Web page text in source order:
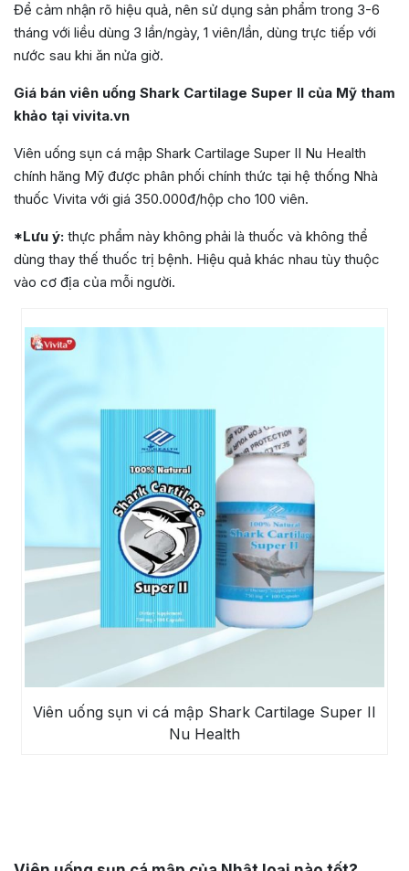
Để cảm nhận rõ hiệu quả, nên sử dụng sản phẩm trong 3-6
tháng với liều dùng 3 lần/ngày, 1 viên/lần, dùng trực tiếp với
nước sau khi ăn nửa giờ.
Giá bán viên uống Shark Cartilage Super II của Mỹ tham
khảo tại vivita.vn
Viên uống sụn cá mập Shark Cartilage Super II Nu Health
chính hãng Mỹ được phân phối chính thức tại hệ thống Nhà
thuốc Vivita với giá 350.000đ/hộp cho 100 viên.
*Lưu ý: thực phẩm này không phải là thuốc và không thể
dùng thay thế thuốc trị bệnh. Hiệu quả khác nhau tùy thuộc
vào cơ địa của mỗi người.
Viên uống sụn vi cá mập Shark Cartilage Super II
Nu Health